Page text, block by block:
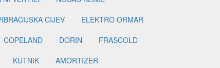
CIJEV
ELEKTRO ORMAR
COPELAND DORIN
FRASCOLD
KUTNIK
AMORTIZER